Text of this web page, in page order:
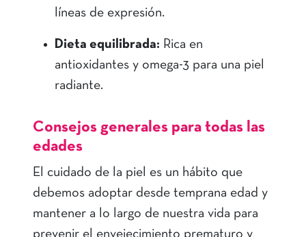
líneas de expresión.
Dieta equilibrada: Rica en
antioxidantes y omega-3 para una piel
radiante.
Consejos generales para todas las
edades
El cuidado de la piel es un hábito que
debemos adoptar desde temprana edad y
mantener a lo largo de nuestra vida para
prevenir el envejecimiento prematuro y